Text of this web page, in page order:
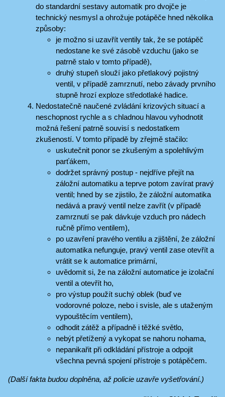
do standardní sestavy automatik pro dvojče je
technický nesmysl a ohrožuje potápěče hned několika
způsoby:
je možno si uzavřít ventily tak, že se potápěč
nedostane ke své zásobě vzduchu (jako se
patrně stalo v tomto případě),
druhý stupeň slouží jako přetlakový pojistný
ventil, v případě zamrznutí, nebo závady prvního
stupně hrozí exploze středotlaké hadice.
Nedostatečně naučené zvládání krizových situací a
neschopnost rychle a s chladnou hlavou vyhodnotit
možná řešení patrně souvisí s nedostatkem
zkušeností. V tomto případě by zřejmě stačilo:
uskutečnit ponor se zkušeným a spolehlivým
parťákem,
dodržet správný postup - nejdříve přejít na
záložní automatiku a teprve potom zavírat pravý
ventil; hned by se zjistilo, že záložní automatika
nedává a pravý ventil nelze zavřít (v případě
zamrznutí se pak dávkuje vzduch pro nádech
ručně přímo ventilem),
po uzavření pravého ventilu a zjištění, že záložní
automatika nefunguje, pravý ventil zase otevřít a
vrátit se k automatice primární,
uvědomit si, že na záložní automatice je izolační
ventil a otevřít ho,
pro výstup použít suchý oblek (buď ve
vodorovné poloze, nebo i svisle, ale s utaženým
vypouštěcím ventilem),
odhodit zátěž a případně i těžké světlo,
nebýt přetížený a vykopat se nahoru nohama,
nepanikařit při odkládání přístroje a odpojit
všechna pevná spojení přístroje s potápěčem.
(Další fakta budou doplněna, až policie uzavře vyšetřování.)